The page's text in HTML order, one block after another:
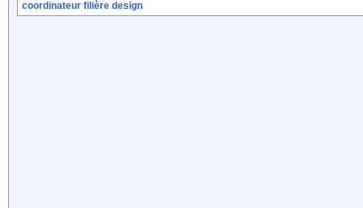
coordinateur filière design